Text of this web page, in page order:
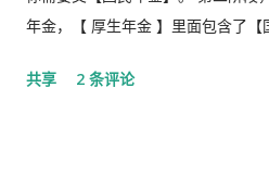
年金，【 厚生年金 】里面包含了
槽的。 第1号被保险者：20岁以上
共享 2 条评论